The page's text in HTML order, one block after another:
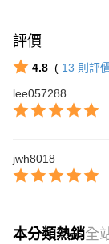
評價
4.8 ( 13 則評
lee057288
jwh8018
本分類熱銷全